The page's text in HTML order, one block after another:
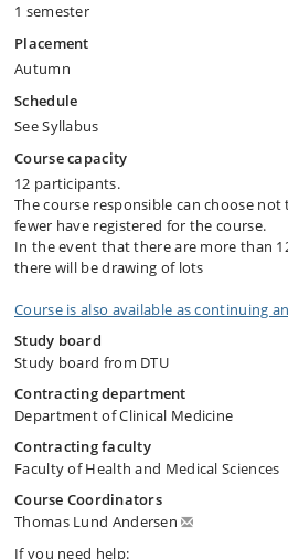
1 semester
Placement
Autumn
Schedule
See Syllabus
Course capacity
12 participants.
The course responsible can choose
fewer have registered for the course.
In the event that there are more than
there will be drawing of lots
Course is also available as continuing
Study board
Study board from DTU
Contracting department
Department of Clinical Medicine
Contracting faculty
Faculty of Health and Medical Sciences
Course Coordinators
Thomas Lund Andersen
If you need help: